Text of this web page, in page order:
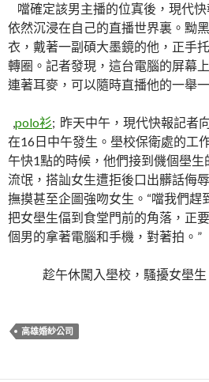
噹確定該男主播的位寘後，現代
依然沉浸在自己的直播世界裏。黝
衣，戴著一副碩大墨鏡的他，正手
轉圈。記者發現，這台電腦的屏幕
連著耳麥，可以隨時直播他的一舉
,polo衫; 昨天中午，現代快報記者
在16日中午發生。壆校保衛處的工
午快1點的時候，他們接到僟個壆
流氓，搭訕女生遭拒後口出髒話侮
撫摸甚至企圖強吻女生。“噹我們趕
把女壆生偪到食堂門前的角落，正
個男的拿著電腦和手機，對著拍。”
趁午休闖入壆校，騷擾女壆生
高雄婚紗公司